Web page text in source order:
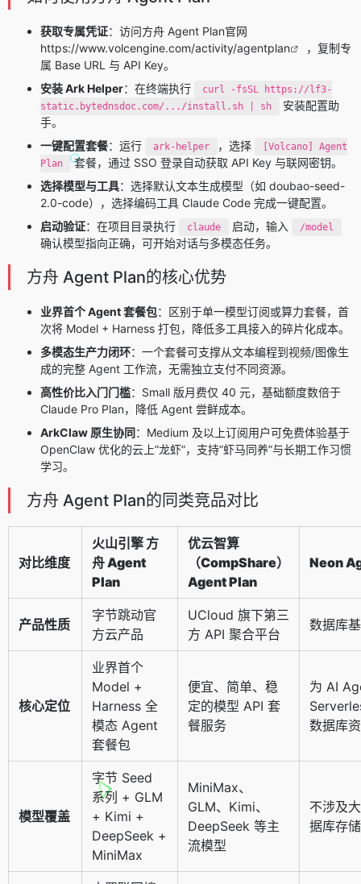
获取专属凭证：访问方舟 Agent Plan官网
https://www.volcengine.com/activity/agentplan
，复制专
属 Base URL 与 API Key。
安装 Ark Helper：在终端执行
curl -fsSL https://lf3-
static.bytednsdoc.com/.../install.sh | sh
安装配置助
手。
一键配置套餐：运行 ark-helper ，选择
[Volcano] Agent
Plan
套餐，通过 SSO 登录自动获取 API Key 与联网密钥。
选择模型与工具：选择默认文本生成模型（如 doubao-seed-
2.0-code），选择编码工具 Claude Code 完成一键配置。
启动验证：在项目目录执行 claude 启动，输入 /model
确认模型指向正确，可开始对话与多模态任务。
方舟 Agent Plan的核心优势
业界首个 Agent 套餐包：区别于单一模型订阅或算力套餐，首
次将 Model + Harness 打包，降低多工具接入的碎片化成本。
多模态生产力闭环：一个套餐可支撑从文本编程到视频/图像生
成的完整 Agent 工作流，无需独立支付不同资源。
高性价比入门门槛：Small 版月费仅 40 元，基础额度数倍于
Claude Pro Plan，降低 Agent 尝鲜成本。
ArkClaw 原生协同：Medium 及以上订阅用户可免费体验基于
OpenClaw 优化的云上”龙虾”，支持”虾马同养”与长期工作习惯
学习。
方舟 Agent Plan的同类竞品对比
对比维度
火山引擎 方
舟 Agent
Plan
优云智算
（CompShare）
Agent Plan
Neon
产品性质
字节跳动官
方云产品
UCloud 旗下第三
方 API 聚合平台
数据库
核心定位
业界首个
Model +
Harness 全
模态 Agent
套餐包
便宜、简单、稳
定的模型 API 套
餐服务
为 AI
数据库
模型覆盖
字节 Seed
系列 + GLM
+ Kimi +
DeepSeek +
MiniMax
MiniMax、
GLM、Kimi、
DeepSeek 等主
流模型
不涉及
据库存